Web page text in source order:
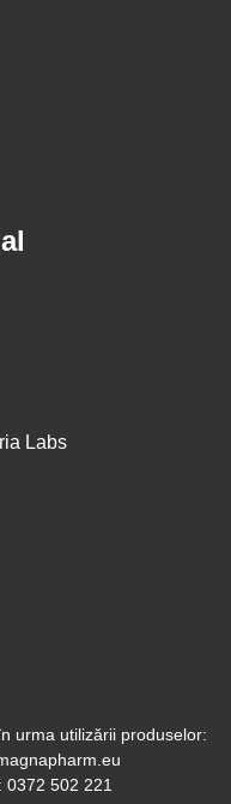
Labs
urma utilizării produselor:
0372 502 221